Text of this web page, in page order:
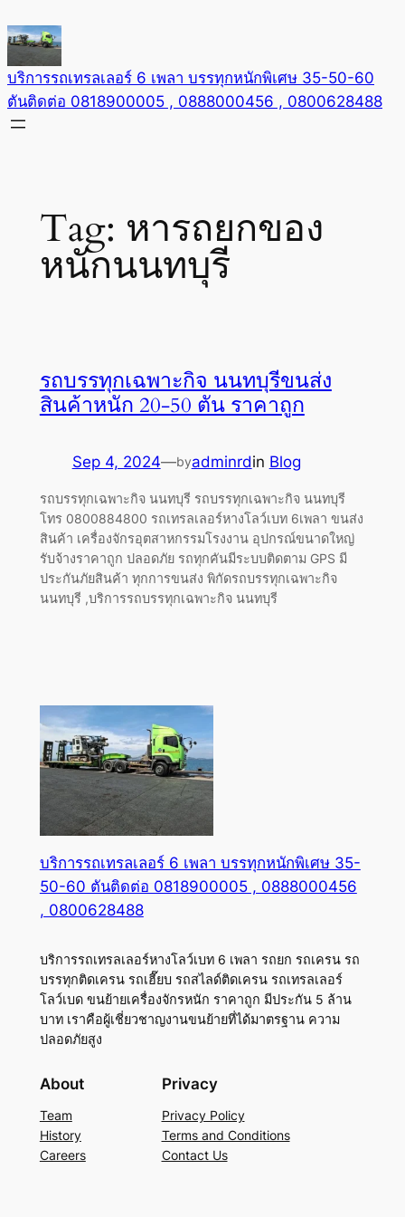
to
content
บริการรถเทรลเลอร์ 6 เพลา บรรทุกหนักพิเศษ 35-50-60
ตันติดต่อ 0818900005 , 0888000456 , 0800628488
Tag: หารถยกของ
หนักนนทบุรี
รถบรรทุกเฉพาะกิจ นนทบุรีขนส่ง
สินค้าหนัก 20-50 ตัน ราคาถูก
Sep 4, 2024—byadminrdin Blog
รถบรรทุกเฉพาะกิจ นนทบุรี รถบรรทุกเฉพาะกิจ นนทบุรี
โทร 0800884800 รถเทรลเลอร์หางโลว์เบท 6เพลา ขนส่ง
สินค้า เครื่องจักรอุตสาหกรรมโรงงาน อุปกรณ์ขนาดใหญ่
รับจ้างราคาถูก ปลอดภัย รถทุกคันมีระบบติดตาม GPS มี
ประกันภัยสินค้า ทุกการขนส่ง พิกัดรถบรรทุกเฉพาะกิจ
นนทบุรี ,บริการรถบรรทุกเฉพาะกิจ นนทบุรี
บริการรถเทรลเลอร์ 6 เพลา บรรทุกหนักพิเศษ 35-
50-60 ตันติดต่อ 0818900005 , 0888000456
, 0800628488
บริการรถเทรลเลอร์หางโลว์เบท 6 เพลา รถยก รถเครน รถ
บรรทุกติดเครน รถเฮี๊ยบ รถสไลด์ติดเครน รถเทรลเลอร์
โลว์เบด ขนย้ายเครื่องจักรหนัก ราคาถูก มีประกัน 5 ล้าน
บาท เราคือผู้เชี่ยวชาญงานขนย้ายที่ได้มาตรฐาน ความ
ปลอดภัยสูง
About
Team
History
Careers
Privacy
Privacy Policy
Terms and Conditions
Contact Us